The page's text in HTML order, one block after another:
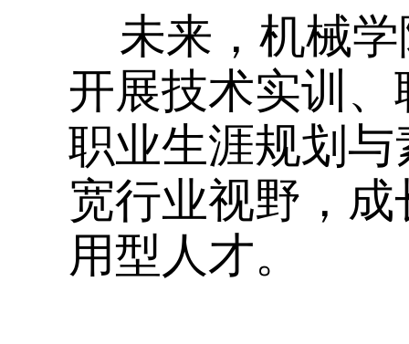
未来，机械
开展技术实训
职业生涯规划
宽行业视野，
用型人才。